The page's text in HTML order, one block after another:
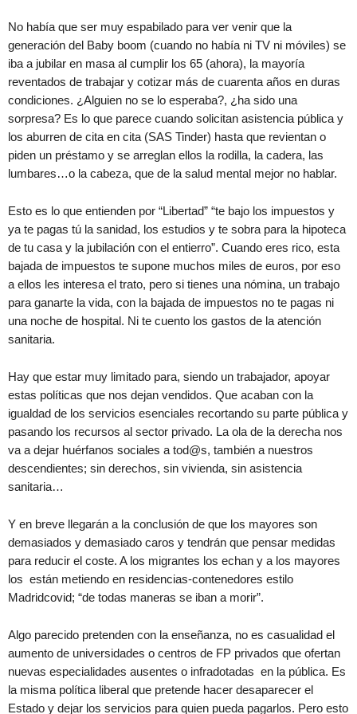
No había que ser muy espabilado para ver venir que la
generación del Baby boom (cuando no había ni TV ni móviles) se
iba a jubilar en masa al cumplir los 65 (ahora), la mayoría
reventados de trabajar y cotizar más de cuarenta años en duras
condiciones. ¿Alguien no se lo esperaba?, ¿ha sido una
sorpresa? Es lo que parece cuando solicitan asistencia pública y
los aburren de cita en cita (SAS Tinder) hasta que revientan o
piden un préstamo y se arreglan ellos la rodilla, la cadera, las
lumbares…o la cabeza, que de la salud mental mejor no hablar.
Esto es lo que entienden por “Libertad” “te bajo los impuestos y
ya te pagas tú la sanidad, los estudios y te sobra para la hipoteca
de tu casa y la jubilación con el entierro”. Cuando eres rico, esta
bajada de impuestos te supone muchos miles de euros, por eso
a ellos les interesa el trato, pero si tienes una nómina, un trabajo
para ganarte la vida, con la bajada de impuestos no te pagas ni
una noche de hospital. Ni te cuento los gastos de la atención
sanitaria.
Hay que estar muy limitado para, siendo un trabajador, apoyar
estas políticas que nos dejan vendidos. Que acaban con la
igualdad de los servicios esenciales recortando su parte pública y
pasando los recursos al sector privado. La ola de la derecha nos
va a dejar huérfanos sociales a tod@s, también a nuestros
descendientes; sin derechos, sin vivienda, sin asistencia
sanitaria…
Y en breve llegarán a la conclusión de que los mayores son
demasiados y demasiado caros y tendrán que pensar medidas
para reducir el coste. A los migrantes los echan y a los mayores
los están metiendo en residencias-contenedores estilo
Madridcovid; “de todas maneras se iban a morir”.
Algo parecido pretenden con la enseñanza, no es casualidad el
aumento de universidades o centros de FP privados que ofertan
nuevas especialidades ausentes o infradotadas en la pública. Es
la misma política liberal que pretende hacer desaparecer el
Estado y dejar los servicios para quien pueda pagarlos. Pero esto